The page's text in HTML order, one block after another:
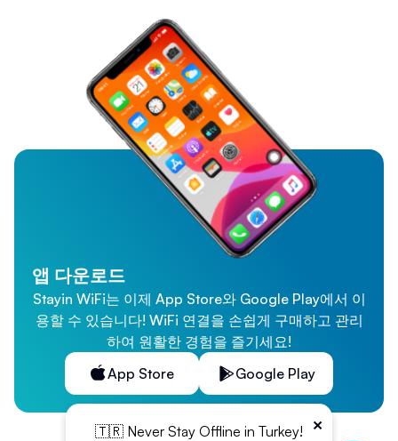
앱 다운로드
Stayin WiFi는 이제 App Store와 Google Play에서 이
용할 수 있습니다! WiFi 연결을 손쉽게 구매하고 관리
하여 원활한 경험을 즐기세요!
App Store
Google Play
×
🇹🇷 Never Stay Offline in Turkey!